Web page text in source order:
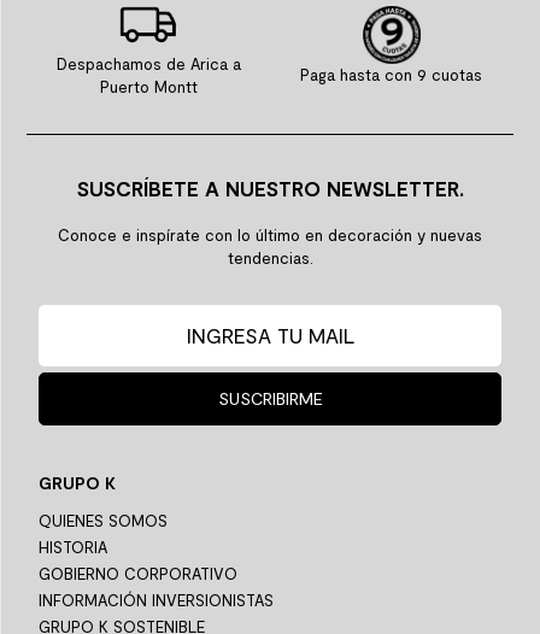
Despachamos de Arica a
Puerto Montt
Paga hasta con 9 cuotas
SUSCRÍBETE A NUESTRO NEWSLETTER.
Conoce e inspírate con lo último en decoración y nuevas
tendencias.
SUSCRIBIRME
GRUPO K
QUIENES SOMOS
HISTORIA
GOBIERNO CORPORATIVO
INFORMACIÓN INVERSIONISTAS
GRUPO K SOSTENIBLE